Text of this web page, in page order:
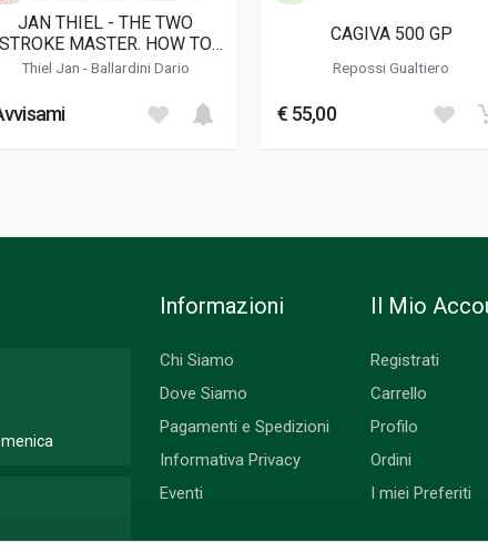
JAN THIEL - THE TWO
STROKE MASTER. HOW TO
WIN 49 WORLD
Thiel Jan-Ballardini Dario
CAGIVA 500 GP
Repossi Gualtiero
€ 55,00
Informazioni
Chi Siamo
Dove Siamo
Pagamenti e Spedizioni
Informativa Privacy
Eventi
Il Mio
Registrati
Carrello
Profilo
Ordini
I miei Preferiti